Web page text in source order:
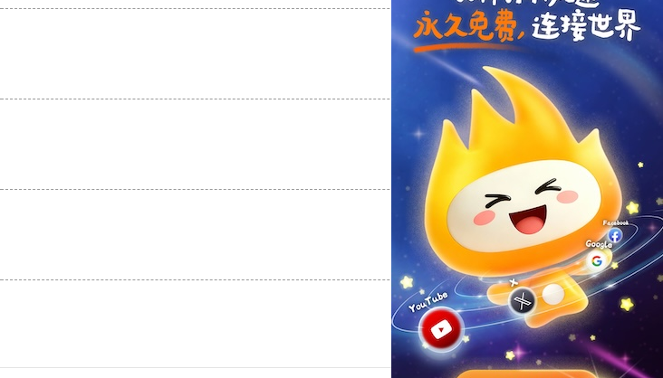
支持
反对 [0]
支持[0] 反对[0]